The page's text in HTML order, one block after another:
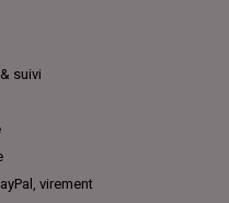
suivi
virement